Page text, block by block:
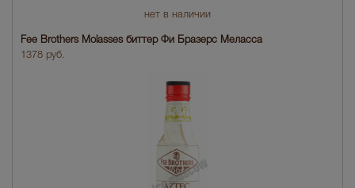
нет в наличии
Fee Brothers Molasses биттер Фи Бразерс Меласса
1378 руб.